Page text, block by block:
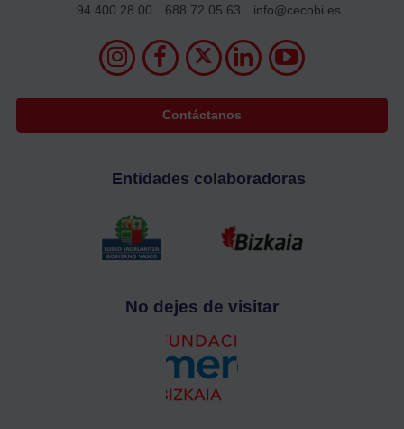
94 400 28 00
688 72 05 63 info@cecobi.es
Contáctanos
Entidades colaboradoras
No dejes de visitar